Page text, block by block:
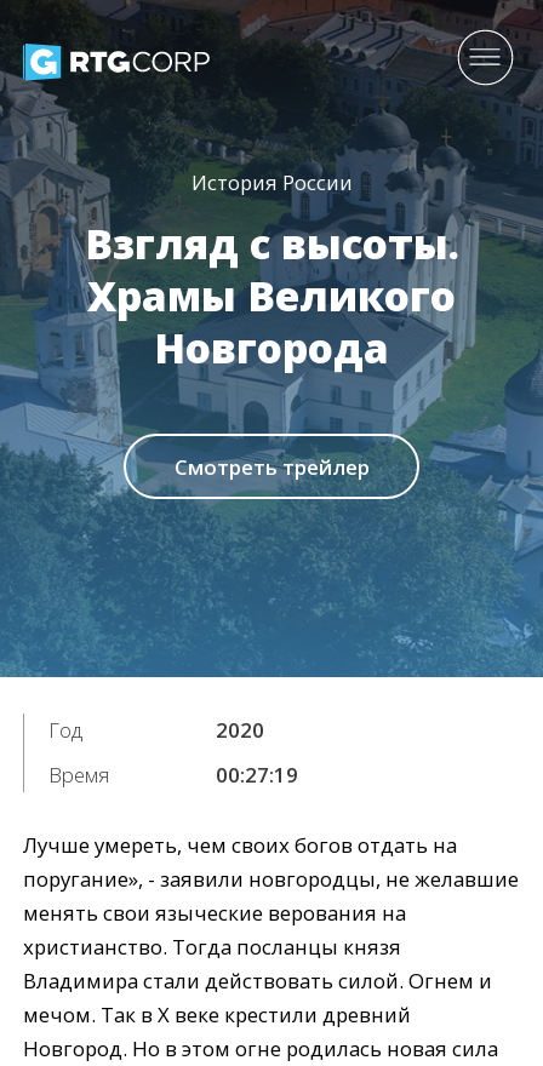
История России
Взгляд с высоты.
Храмы Великого
Новгорода
Смотреть трейлер
Год
2020
Время
00:27:19
Лучше умереть, чем своих богов отдать на
поругание», - заявили новгородцы, не желавшие
менять свои языческие верования на
христианство. Тогда посланцы князя
Владимира стали действовать силой. Огнем и
мечом. Так в X веке крестили древний
Новгород. Но в этом огне родилась новая сила